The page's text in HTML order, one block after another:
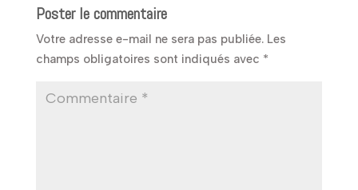
Poster le commentaire
Votre adresse e-mail ne sera pas publiée. Les
champs obligatoires sont indiqués avec *